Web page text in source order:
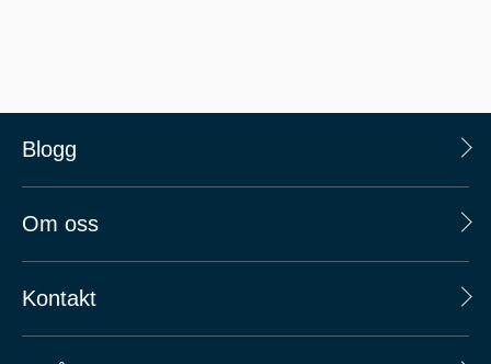
Blogg
Om oss
Kontakt